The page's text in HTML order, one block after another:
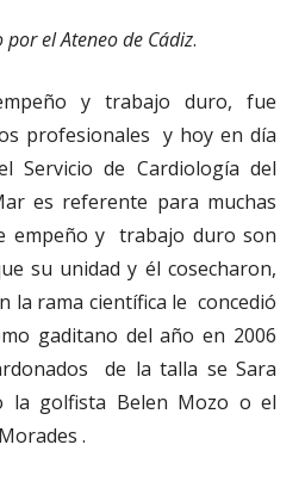
el Ateneo de Cádiz.
y trabajo duro, fue
profesionales y hoy en día
Servicio de Cardiología del
es referente para muchas
empeño y trabajo duro son
su unidad y él cosecharon,
la rama científica le concedió
gaditano del año en 2006
de la talla se Sara
la golfista Belen Mozo o el
.